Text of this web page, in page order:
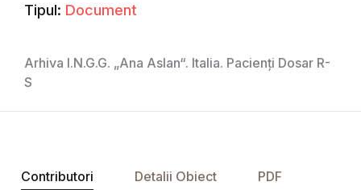
Tipul: Document
Arhiva I.N.G.G. „Ana Aslan“. Italia. Pacienți Dosar R-
S
Contributori Detalii Obiect PDF